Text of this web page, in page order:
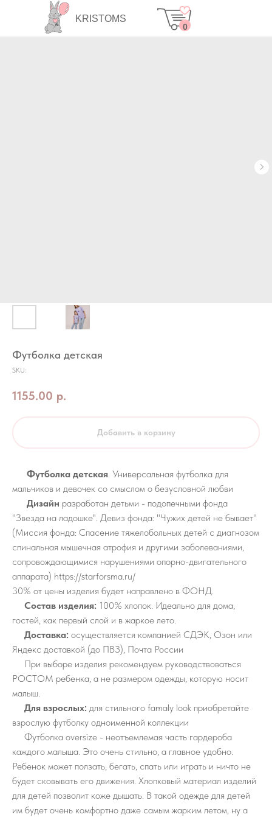
0
KRISTOMS
Футболка детская
SKU:
1155.00 р.
Добавить в корзину
Футболка детская. Универсальная футболка для
мальчиков и девочек со смыслом о безусловной любви
Дизайн разработан детьми - подопечными фонда
"Звезда на ладошке". Девиз фонда: "Чужих детей не бывает"
(Миссия фонда: Спасение тяжелобольных детей с диагнозом
спинальная мышечная атрофия и другими заболеваниями,
сопровождающимися нарушениями опорно-двигательного
аппарата) https://starforsma.ru/
30% от цены изделия будет направлено в ФОНД.
Состав изделия: 100% хлопок. Идеально для дома,
гостей, как первый слой и в жаркое лето.
Доставка: осуществляется компанией СДЭК, Озон или
Яндекс доставкой (до ПВЗ), Почта России
При выборе изделия рекомендуем руководствоваться
РОСТОМ ребенка, а не размером одежды, которую носит
малыш.
Для взрослых: для стильного famaly look приобретайте
взрослую футболку одноименной коллекции
Футболка oversize - неотъемлемая часть гардероба
каждого малыша. Это очень стильно, а главное удобно.
Ребенок может ползать, бегать, спать или играть и ничто не
будет сковывать его движения. Хлопковый материал изделий
для детей позволит коже дышать. В такой одежде для детей
им будет очень комфортно даже самым жарким летом, ну а